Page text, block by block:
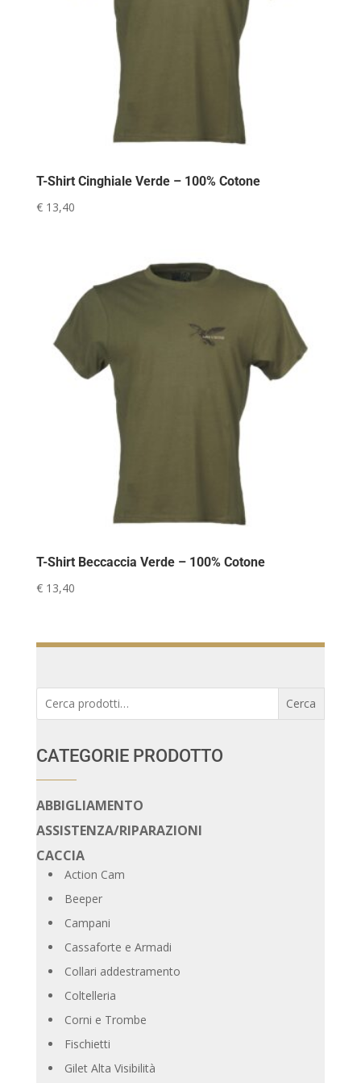
T-Shirt Cinghiale Verde – 100% Cotone
€13,40
T-Shirt Beccaccia Verde – 100% Cotone
€13,40
Cerca
CATEGORIE PRODOTTO
ABBIGLIAMENTO
ASSISTENZA/RIPARAZIONI
CACCIA
Action Cam
Beeper
Campani
Cassaforte e Armadi
Collari addestramento
Coltelleria
Corni e Trombe
Fischietti
Gilet Alta Visibilità